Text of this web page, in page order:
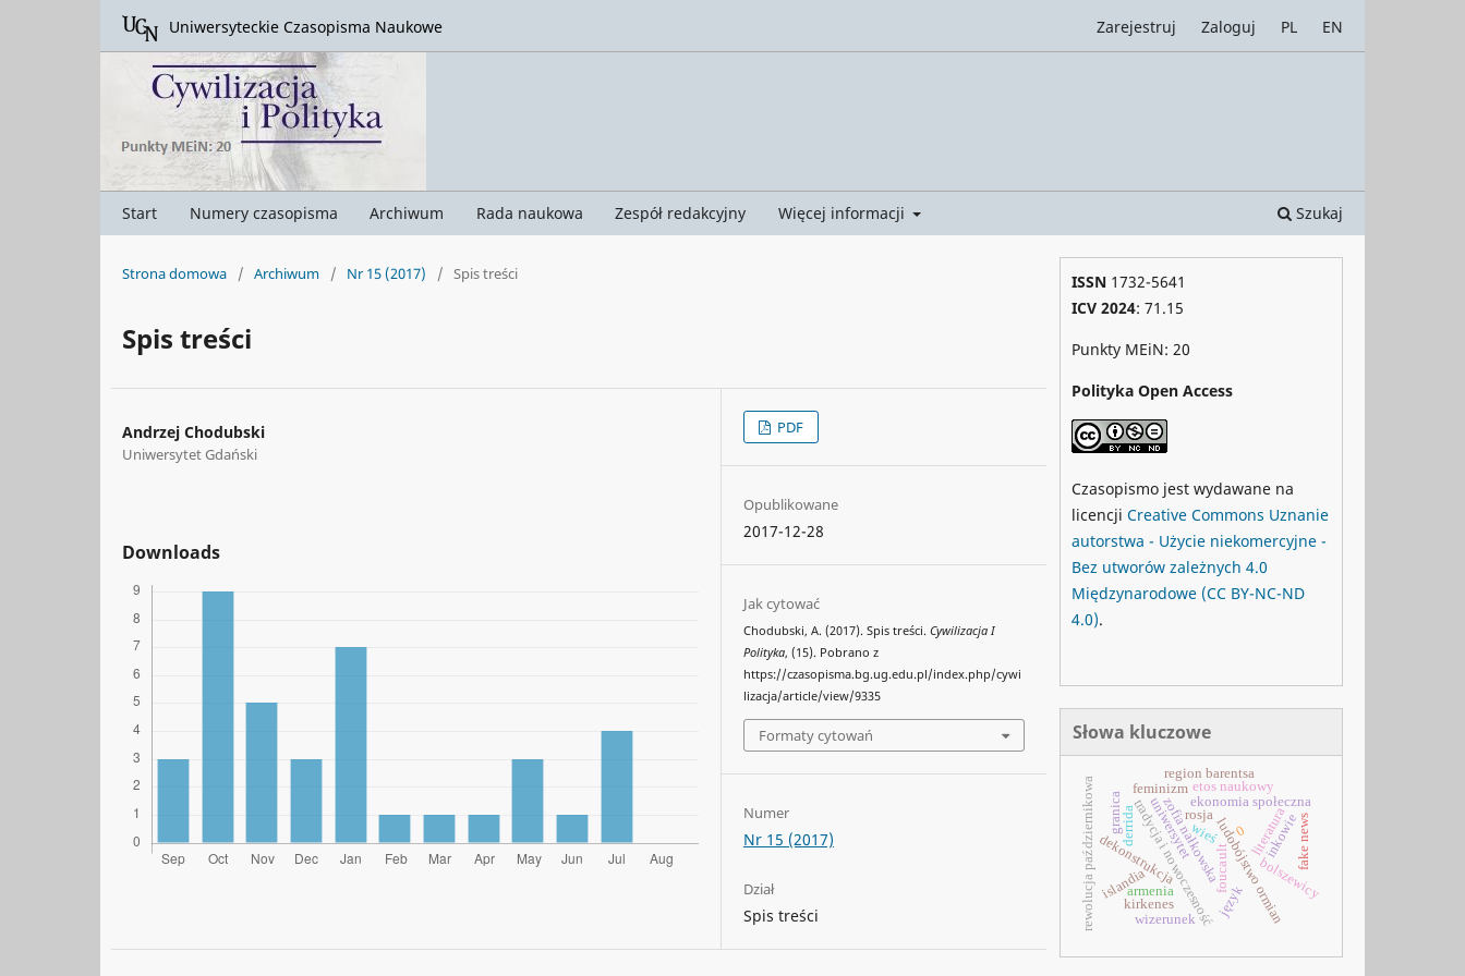
Start Numery czasopisma Archiwum Rada naukowa Zespół redakcyjny Więcej informacji Szukaj
Zarejestruj Zaloguj PL EN
Uniwersyteckie Czasopisma Naukowe
Strona domowa / Archiwum / Nr 15 (2017) / Spis treści
Spis treści
Andrzej Chodubski
Uniwersytet Gdański
Downloads
PDF
Opublikowane
2017-12-28
Jak cytować
Chodubski, A. (2017). Spis treści.Cywilizacja I
Polityka, (15). Pobrano z
https://czasopisma.bg.ug.edu.pl/index.php/cywi
lizacja/article/view/9335
Formaty cytowań
Numer
Nr 15 (2017)
Dział
Spis treści
ISSN 1732-5641
ICV 2024: 71.15
Punkty MEiN: 20
Polityka Open Access
Czasopismo jest wydawane na
licencji Creative Commons Uznanie
autorstwa - Użycie niekomercyjne -
Bez utworów zależnych 4.0
Międzynarodowe (CC BY-NC-ND
4.0).
Słowa kluczowe
rosja
tradycja i nowoczesnośćludobójstwo ormian
0 literatura
zofia nałkowska
uniwersytet
dekonstrukcja
ekonomia społeczna
derrida
foucault
język bolszewicy
rewolucja październikowa armenia
islandia
etos naukowy
kirkenes
region barentsa
granica inkowiefake news
feminizm
wizerunek
wieś